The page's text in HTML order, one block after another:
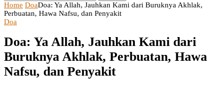
Home DoaDoa: Ya Allah, Jauhkan Kami dari Buruknya Akhlak,
Perbuatan, Hawa Nafsu, dan Penyakit
Doa
Doa: Ya Allah, Jauhkan Kami dari
Buruknya Akhlak, Perbuatan, Hawa
Nafsu, dan Penyakit